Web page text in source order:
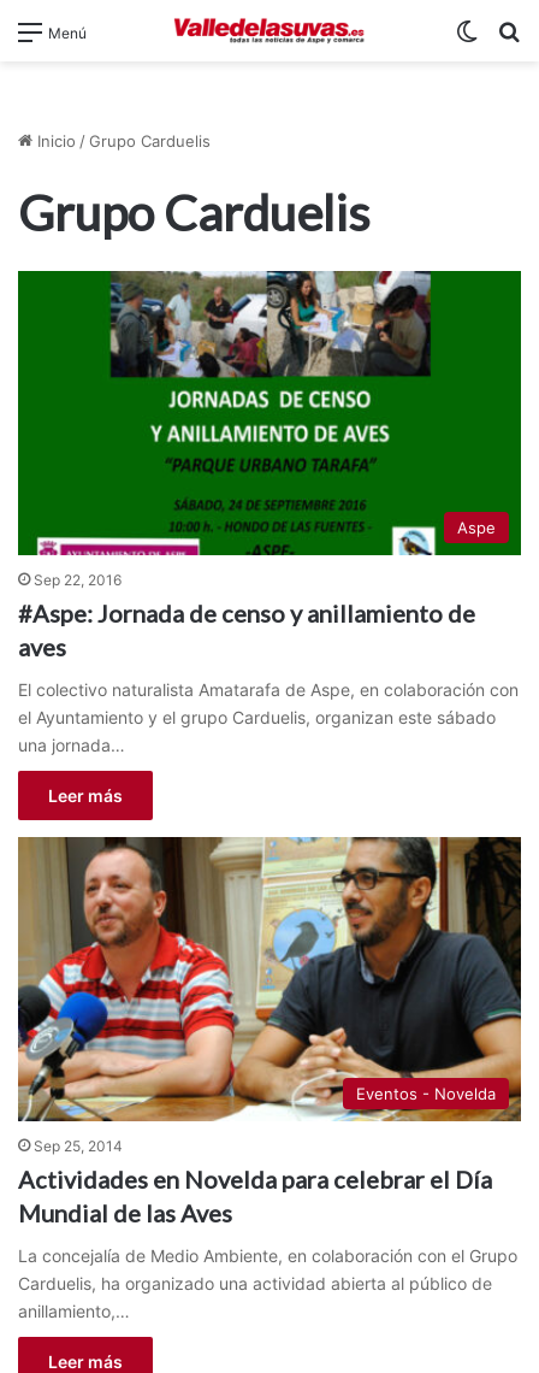
Menú
Inicio /Grupo Carduelis
Grupo Carduelis
Aspe
Sep 22, 2016
#Aspe: Jornada de censo y anillamiento de
aves
El colectivo naturalista Amatarafa de Aspe, en colaboración con
el Ayuntamiento y el grupo Carduelis, organizan este sábado
una jornada…
Leer más
Eventos - Novelda
Sep 25, 2014
Actividades en Novelda para celebrar el Día
Mundial de las Aves
La concejalía de Medio Ambiente, en colaboración con el Grupo
Carduelis, ha organizado una actividad abierta al público de
anillamiento,…
Leer más